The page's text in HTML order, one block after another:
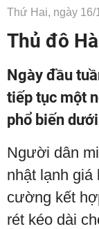
Thứ Hai, ngày 16/
Thủ đô
Ngày đầu
tiếp tục một
phổ biến
Người dân
nhật lạnh giá
cường kết
rét kéo dài